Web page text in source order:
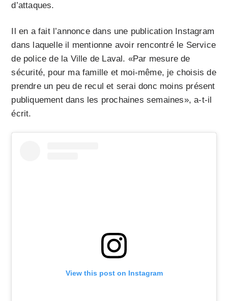
d’attaques.
Il en a fait l’annonce dans une publication Instagram
dans laquelle il mentionne avoir rencontré le Service
de police de la Ville de Laval. «Par mesure de
sécurité, pour ma famille et moi-même, je choisis de
prendre un peu de recul et serai donc moins présent
publiquement dans les prochaines semaines», a-t-il
écrit.
View this post on Instagram